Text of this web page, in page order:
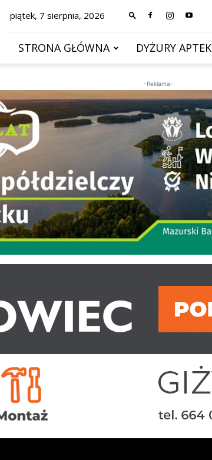
piątek, 7 sierpnia, 2026
STRONA GŁÓWNA DYŻURY APTEK
-Reklama-